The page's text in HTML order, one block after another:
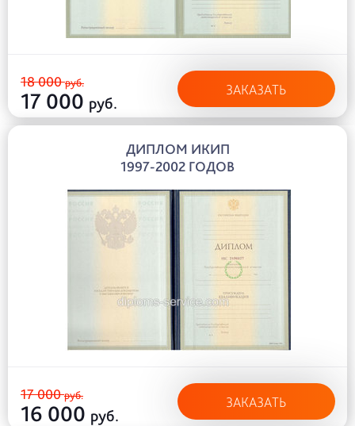
18 000руб.
17 000 руб.
ЗАКАЗАТЬ
ДИПЛОМ ИКИП
1997-2002 ГОДОВ
17 000руб.
16 000 руб.
ЗАКАЗАТЬ